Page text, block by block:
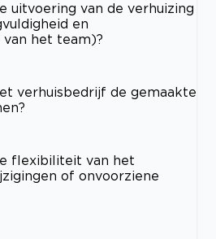
uitvoering van de verhuizing
en
het team)?
verhuisbedrijf de gemaakte
flexibiliteit van het
of onvoorziene